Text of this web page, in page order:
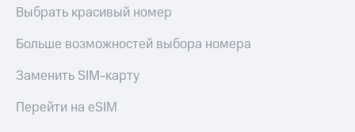
Выбрать красивый номер
Больше возможностей выбора номера
Заменить SIM-карту
Перейти на eSIM